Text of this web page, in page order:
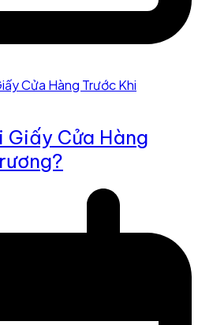
Giấy Cửa Hàng